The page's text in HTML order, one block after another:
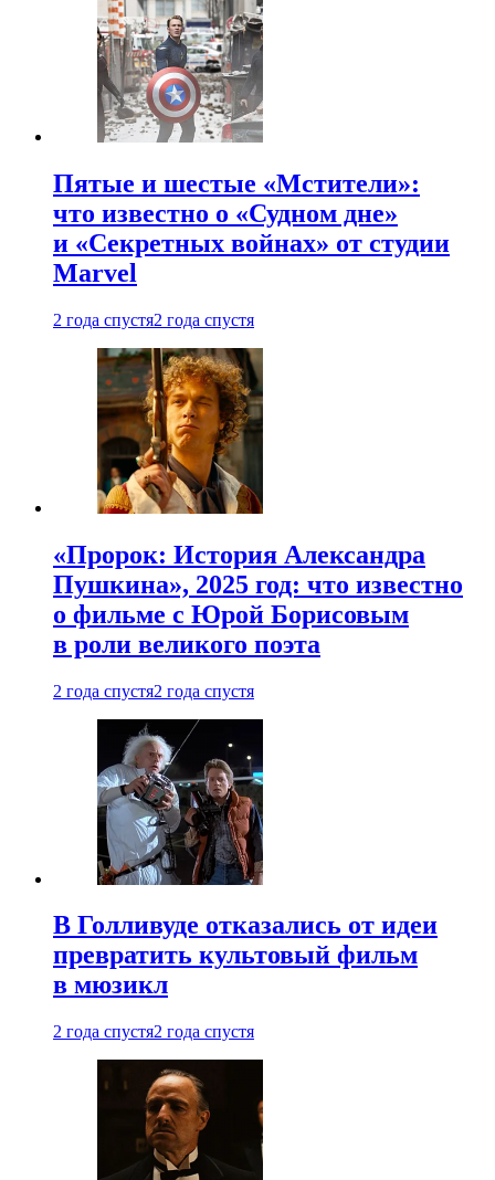
Пятые и шестые «Мстители»:
что известно о «Судном дне»
и «Секретных войнах» от студии
Marvel
2 года спустя2 года спустя
«Пророк: История Александра
Пушкина», 2025 год: что известно
о фильме с Юрой Борисовым
в роли великого поэта
2 года спустя2 года спустя
В Голливуде отказались от идеи
превратить культовый фильм
в мюзикл
2 года спустя2 года спустя